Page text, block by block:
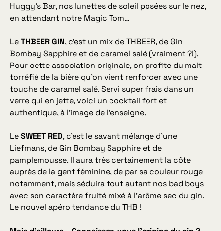
Huggy’s Bar, nos lunettes de soleil posées sur le nez,
en attendant notre Magic Tom…
LeTHBEER GIN, c’est un mix de THBEER, de Gin
Bombay Sapphire et de caramel salé (vraiment ?!).
Pour cette association originale, on profite du malt
torréfié de la bière qu’on vient renforcer avec une
touche de caramel salé. Servi super frais dans un
verre qui en jette, voici un cocktail fort et
authentique, à l’image de l’enseigne.
LeSWEET RED, c’est le savant mélange d’une
Liefmans, de Gin Bombay Sapphire et de
pamplemousse. Il aura très certainement la côte
auprès de la gent féminine, de par sa couleur rouge
notamment, mais séduira tout autant nos bad boys
avec son caractère fruité mixé à l’arôme sec du gin.
Le nouvel apéro tendance du THB !